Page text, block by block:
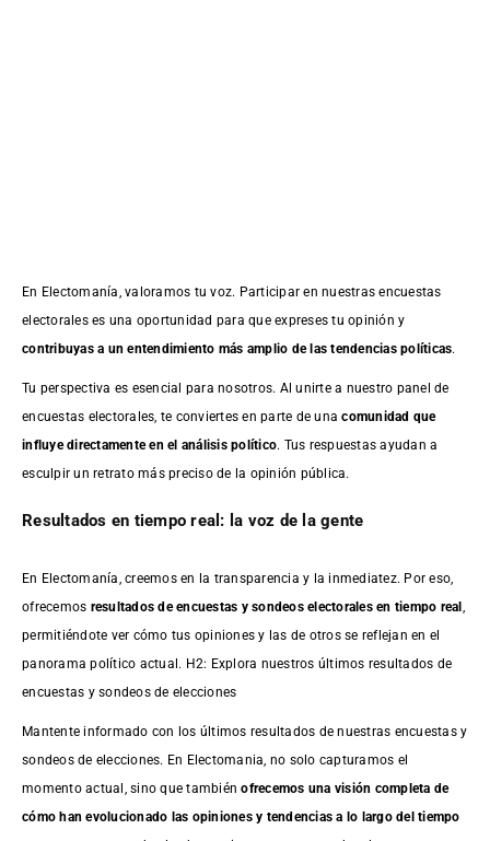
En Electomanía, valoramos tu voz. Participar en nuestras encuestas
electorales es una oportunidad para que expreses tu opinión y
contribuyas a un entendimiento más amplio de las tendencias políticas.
Tu perspectiva es esencial para nosotros. Al unirte a nuestro panel de
encuestas electorales, te conviertes en parte de unacomunidad que
influye directamente en el análisis político. Tus respuestas ayudan a
esculpir un retrato más preciso de la opinión pública.
Resultados en tiempo real: la voz de la gente
En Electomanía, creemos en la transparencia y la inmediatez. Por eso,
ofrecemos resultados deencuestas y sondeos electorales en tiempo real
permitiéndote ver cómo tus opiniones y las de otros se reflejan en el
panorama político actual. H2: Explora nuestros últimos resultados de
encuestas y sondeos de elecciones
Mantente informado con los últimos resultados de nuestras encuestasy
sondeos de elecciones. En Electomania, no solo capturamos el
momento actual, sino que tambiénofrecemos una visión completa de
cómo han evolucionado las opiniones y tendencias a lo largo del tiempo